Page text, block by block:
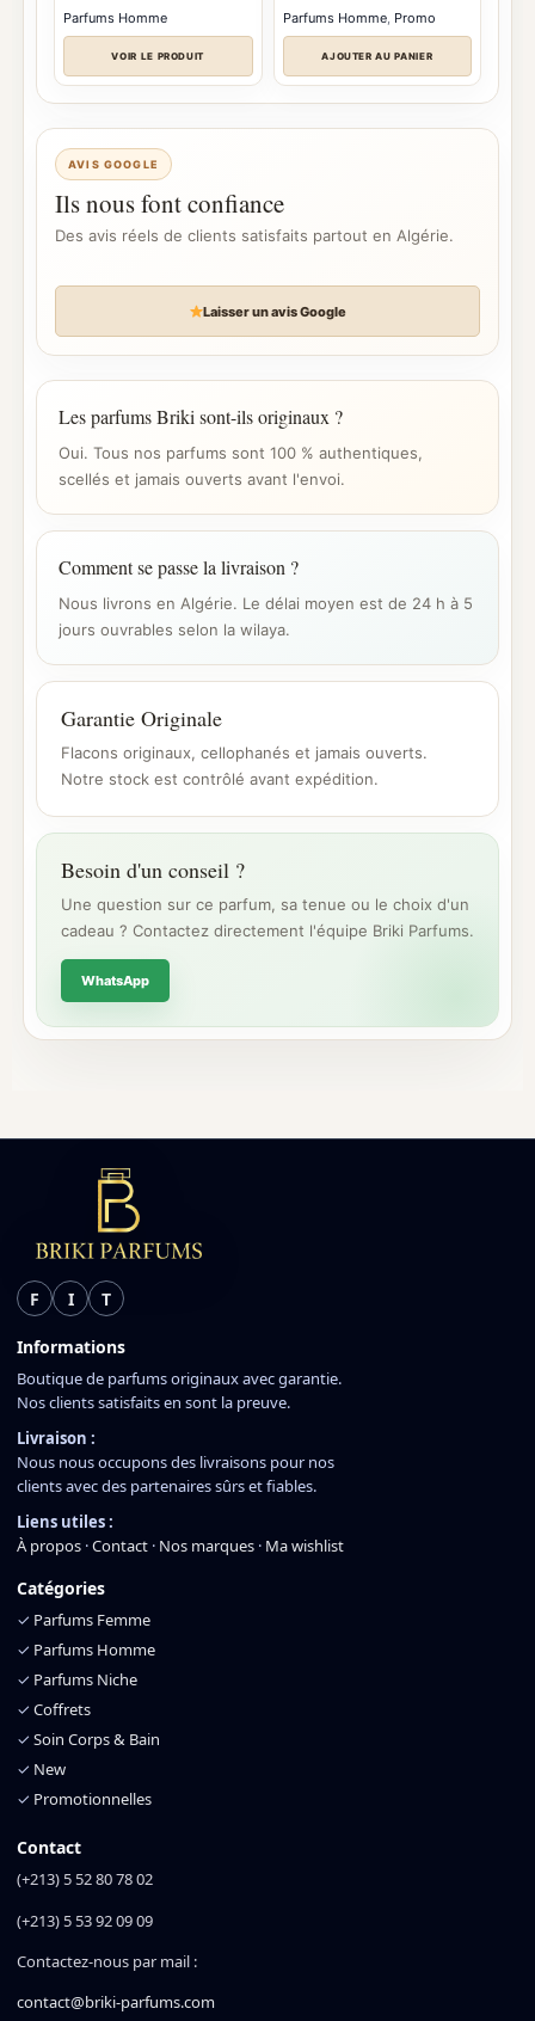
Parfums Homme
VOIR LE PRODUIT
initial
était :
د.ج 9.500.
actuel
est :
د.ج 8.000.
Parfums Homme, Promo
AJOUTER AU PANIER
AVIS GOOGLE
Ils nous font confiance
Des avis réels de clients satisfaits partout en Algérie.
Laisser un avis Google
Les parfums Briki sont-ils originaux ?
Oui. Tous nos parfums sont 100 % authentiques,
scellés et jamais ouverts avant l'envoi.
Comment se passe la livraison ?
Nous livrons en Algérie. Le délai moyen est de 24 h à 5
jours ouvrables selon la wilaya.
Garantie Originale
Flacons originaux, cellophanés et jamais ouverts.
Notre stock est contrôlé avant expédition.
Besoin d'un conseil ?
Une question sur ce parfum, sa tenue ou le choix d'un
cadeau ? Contactez directement l'équipe Briki Parfums.
WhatsApp
F I T
Informations
Boutique de parfums originaux avec garantie.
Nos clients satisfaits en sont la preuve.
Livraison :
Nous nous occupons des livraisons pour nos
clients avec des partenaires sûrs et fiables.
Liens utiles :
À propos ·Contact · Nos marques · Ma wishlist
Catégories
✓ Parfums Femme
✓ Parfums Homme
✓ Parfums Niche
✓ Coffrets
✓ Soin Corps & Bain
✓ New
✓ Promotionnelles
Contact
(+213) 5 52 80 78 02
(+213) 5 53 92 09 09
Contactez-nous par mail :
contact@briki-parfums.com